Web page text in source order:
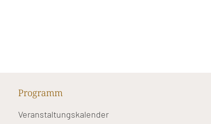
Programm
Veranstaltungskalender